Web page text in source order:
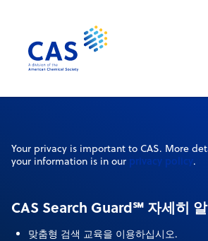
Your privacy is important to CAS. More
your information is in our privacy policy.
CAS Search Guard℠ 자세히
맞춤형 검색 교육을 이용하십시오.